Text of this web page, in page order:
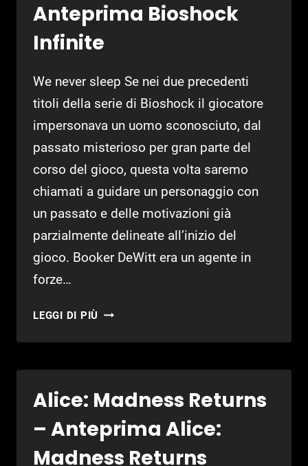
METAL
SOLID
COLLECTION
Anteprima Bioshock
Infinite
We never sleep Se nei due precedenti
titoli della serie di Bioshock il giocatore
impersonava un uomo sconosciuto, dal
passato misterioso per gran parte del
corso del gioco, questa volta saremo
chiamati a guidare un personaggio con
un passato e delle motivazioni già
parzialmente delineate all’inizio del
gioco. Booker DeWitt era un agente in
forze…
LEGGI DI PIÙ BIOSHOCK
–
INFINITE
Alice: Madness Returns
– Anteprima Alice:
Madness Returns